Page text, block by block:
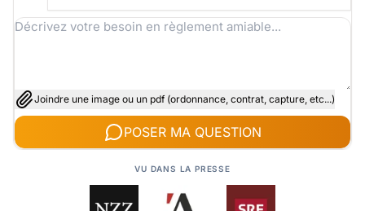
Joindre une image ou un pdf (ordonnance, contrat, capture, etc...)
POSER MA QUESTION
VU DANS LA PRESSE